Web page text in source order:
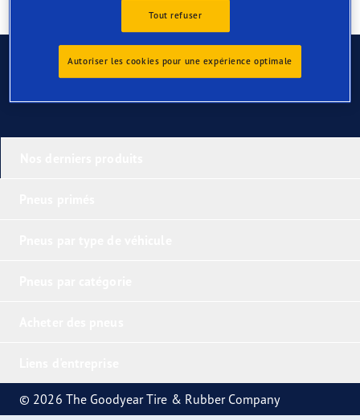
Contactez-nous
© 2026 The Goodyear Tire & Rubber Company
Tout refuser
Autoriser les cookies pour une expérience optimale